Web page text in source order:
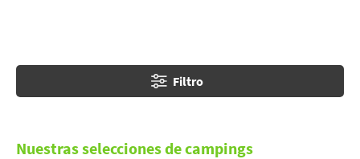
Filtro
Nuestras selecciones de campings